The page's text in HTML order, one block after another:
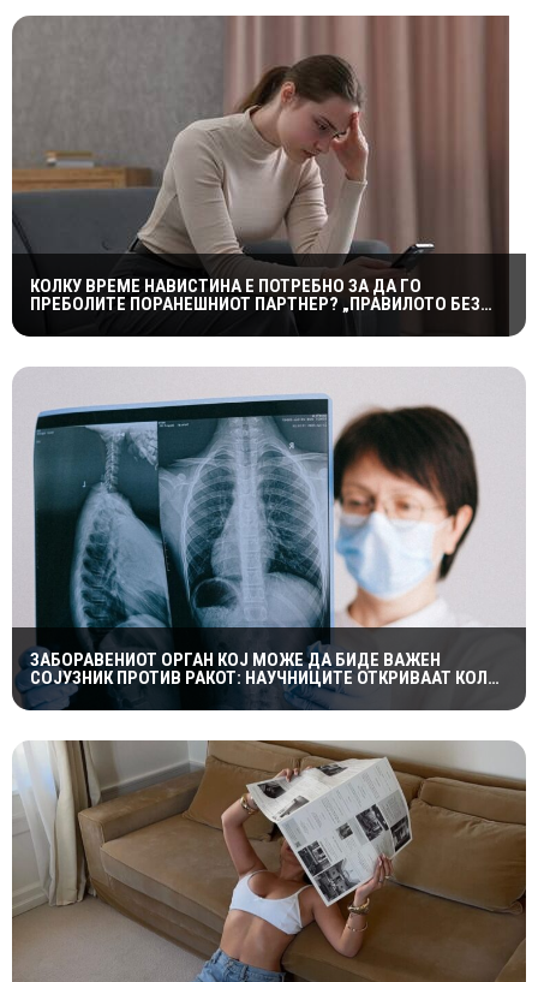
КОЛКУ ВРЕМЕ НАВИСТИНА Е ПОТРЕБНО ЗА ДА ГО
ПРЕБОЛИТЕ ПОРАНЕШНИОТ ПАРТНЕР? „ПРАВИЛОТО БЕЗ
КОНТАКТ“ НЕ Е МАГИЧНА ФОРМУЛА
ЗАБОРАВЕНИОТ ОРГАН КОЈ МОЖЕ ДА БИДЕ ВАЖЕН
СОЈУЗНИК ПРОТИВ РАКОТ: НАУЧНИЦИТЕ ОТКРИВААТ КОЛКУ
Е ЗНАЧАЕН ТИМУСОТ